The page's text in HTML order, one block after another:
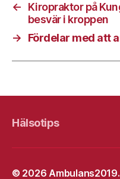
←
Kiropraktor på
besvär i kroppen
→
Fördelar med att
Hälsotips
© 2026